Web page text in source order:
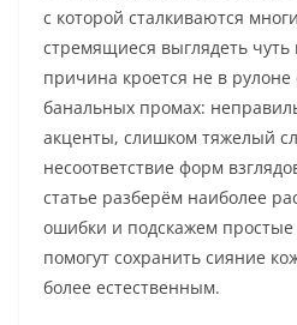
с которой сталкиваются
стремящиеся выглядеть
причина кроется не в
банальных промах:
акценты, слишком тяжелый
несоответствие форм
статье разберём наиболее
ошибки и подскажем
помогут сохранить сияние
более естественным.